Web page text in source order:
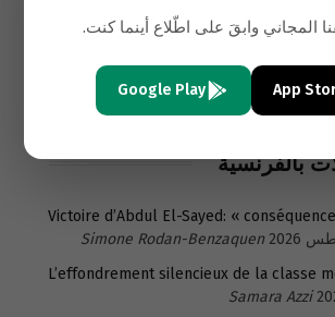
Shaffaf Exclusive
بالفرنسية
Victoire d’Abdul El-Sayed: «
Simone Rodan-Benzaquen
L’effondrement silencieux de la classe
Samara Azzi
المجاني وابقَ على اطّلاع أينما كنت.
App
Google Play